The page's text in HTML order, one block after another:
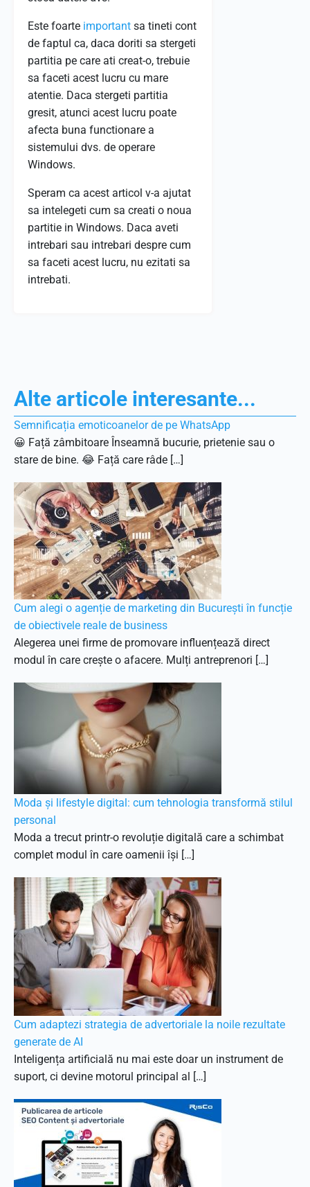
Este foarte important sa tineti cont
de faptul ca, daca doriti sa stergeti
partitia pe care ati creat-o, trebuie
sa faceti acest lucru cu mare
atentie. Daca stergeti partitia
gresit, atunci acest lucru poate
afecta buna functionare a
sistemului dvs. de operare
Windows.
Speram ca acest articol v-a ajutat
sa intelegeti cum sa creati o noua
partitie in Windows. Daca aveti
intrebari sau intrebari despre cum
sa faceti acest lucru, nu ezitati sa
intrebati.
Alte articole interesante...
Semnificația emoticoanelor de pe WhatsApp
😀 Față zâmbitoare Înseamnă bucurie, prietenie sau o
stare de bine. 😂 Față care râde […]
Cum alegi o agenție de marketing din București în funcție
de obiectivele reale de business
Alegerea unei firme de promovare influențează direct
modul în care crește o afacere. Mulți antreprenori […]
Moda și lifestyle digital: cum tehnologia transformă stilul
personal
Moda a trecut printr-o revoluție digitală care a schimbat
complet modul în care oamenii își […]
Cum adaptezi strategia de advertoriale la noile rezultate
generate de AI
Inteligența artificială nu mai este doar un instrument de
suport, ci devine motorul principal al […]